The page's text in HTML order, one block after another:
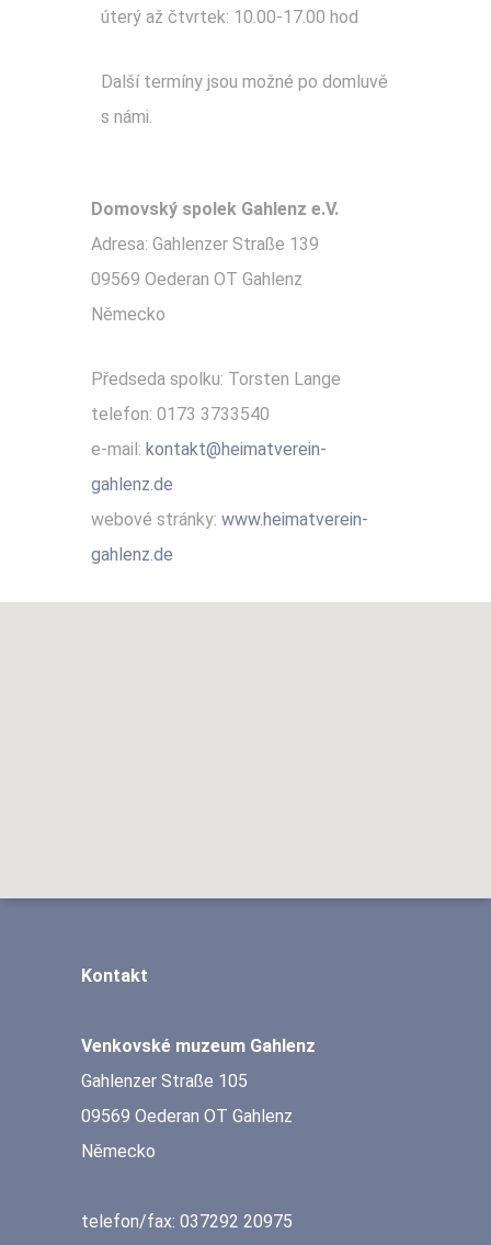
úterý až čtvrtek: 10.00-17.00 hod
Další termíny jsou možné po domluvě
s námi.
Domovský spolek Gahlenz e.V.
Adresa: Gahlenzer Straße 139
09569 Oederan OT Gahlenz
Německo
Předseda spolku: Torsten Lange
telefon: 0173 3733540
e-mail: kontakt@heimatverein-
gahlenz.de
webové stránky: www.heimatverein-
gahlenz.de
Kontakt
Venkovské muzeum Gahlenz
Gahlenzer Straße 105
09569 Oederan OT Gahlenz
Německo
telefon/fax: 037292 20975